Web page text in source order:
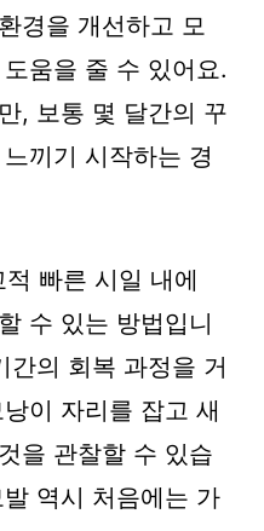
경을 개선하고 모
움을 줄 수 있어요.
, 보통 몇 달간의 꾸
끼기 시작하는 경
적 빠른 시일 내에
수 있는 방법입니
간의 회복 과정을 거
이 자리를 잡고 새
을 관찰할 수 있습
역시 처음에는 가